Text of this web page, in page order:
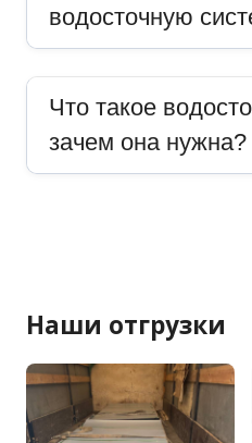
водосточную
Что такое
зачем она нужна?
Наши отгрузки